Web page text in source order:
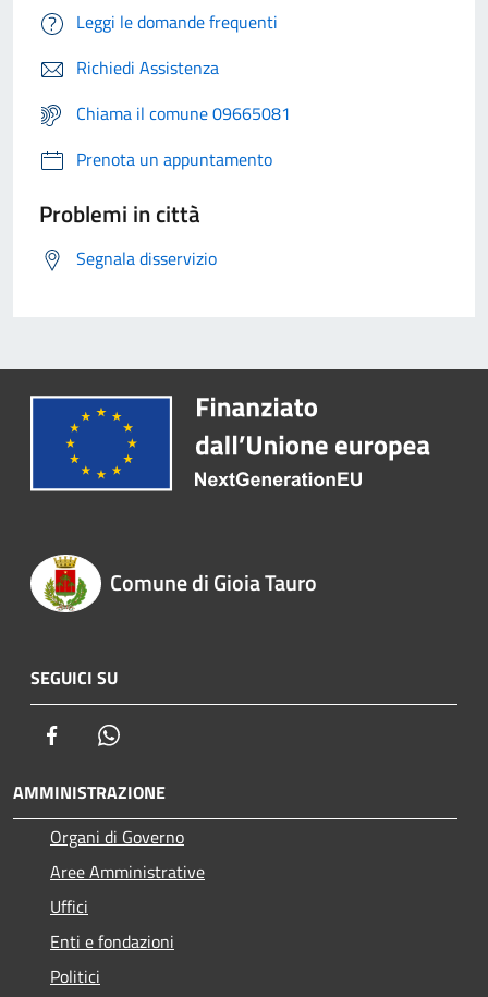
Leggi le domande frequenti
Richiedi Assistenza
Chiama il comune 09665081
Prenota un appuntamento
Problemi in città
Segnala disservizio
Comune di Gioia Tauro
SEGUICI SU
Facebook
AMMINISTRAZIONE
Organi di Governo
Aree Amministrative
Uffici
Enti e fondazioni
Politici